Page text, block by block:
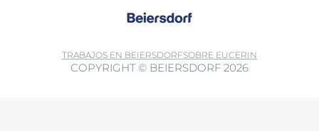
TRABAJOS EN BEIERSDORFSOBRE EUCERIN
COPYRIGHT © BEIERSDORF 2026